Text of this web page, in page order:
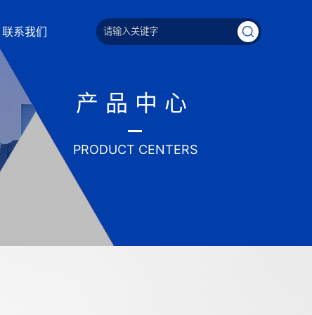
联系我们
产品中心
PRODUCT CENTERS